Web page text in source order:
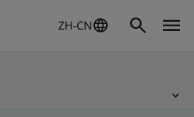
ZH-CN